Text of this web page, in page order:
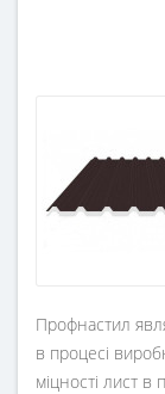
Профнастил
в процесі
міцності лист